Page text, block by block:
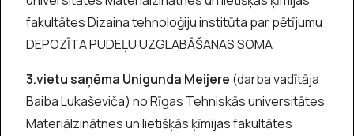
fakultātes Dizaina tehnoloģiju institūta par pētījumu
DEPOZĪTA PUDEĻU UZGLABĀŠANAS SOMA
3.vietu saņēma Unigunda Meijere (darba vadītāja
Baiba Lukaševiča) no Rīgas Tehniskās universitātes
Materiālzinātnes un lietišķās ķīmijas fakultātes